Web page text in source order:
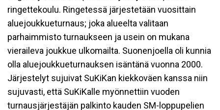
ringettekoulu. Ringetessä järjestetään vuosittain
aluejoukkueturnaus; joka alueelta valitaan
parhaimmisto turnaukseen ja usein on mukana
vieraileva joukkue ulkomailta. Suonenjoella oli kunnia
olla aluejoukkueturnauksen isäntänä vuonna 2000.
Järjestelyt sujuivat SuKiKan kiekkoväen kanssa niin
sujuvasti, että SuKiKalle myönnettiin vuoden
turnausjärjestäjän palkinto kauden SM-loppupelien